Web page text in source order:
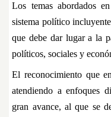
Los temas abordados
sistema político
que debe dar lugar a la
políticos, sociales y
El reconocimiento que
atendiendo a enfoques
gran avance, al que se